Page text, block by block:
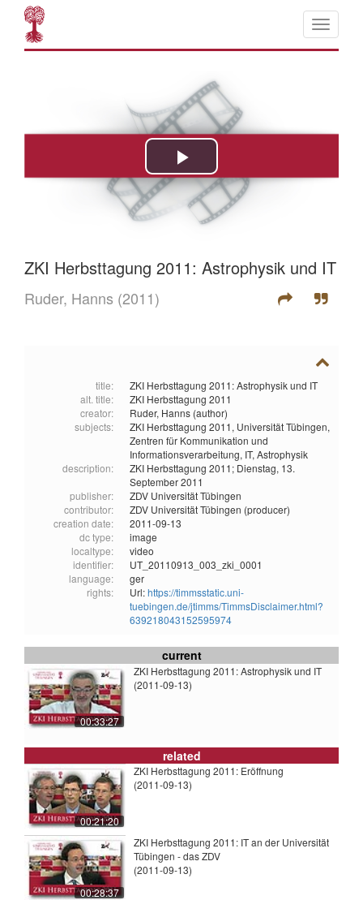
ZKI Herbsttagung 2011: Astrophysik und IT
Ruder, Hanns (2011)
title:
ZKI Herbsttagung 2011: Astrophysik und IT
alt. title:
ZKI Herbsttagung 2011
creator:
Ruder, Hanns (author)
subjects:
ZKI Herbsttagung 2011, Universität Tübingen,
Zentren für Kommunikation und
Informationsverarbeitung, IT, Astrophysik
description:
ZKI Herbsttagung 2011; Dienstag, 13.
September 2011
publisher:
ZDV Universität Tübingen
contributor:
ZDV Universität Tübingen (producer)
creation date:
2011-09-13
dc type:
image
localtype:
video
identifier:
UT_20110913_003_zki_0001
language:
ger
rights:
Url:https://timmsstatic.uni-
tuebingen.de/jtimms/TimmsDisclaimer.html?
639218043152595974
current
00:33:27
ZKI Herbsttagung 2011: Astrophysik und IT
(2011-09-13)
related
00:21:20
ZKI Herbsttagung 2011: Eröffnung
(2011-09-13)
00:28:37
ZKI Herbsttagung 2011: IT an der Universität
Tübingen - das ZDV
(2011-09-13)